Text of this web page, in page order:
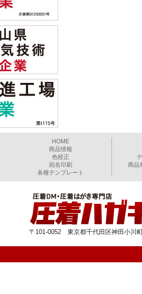
HOME
商品情報
色校正
宛名印刷
各種テンプレート
商品
〒101-0052 東京都千代田区神田小川